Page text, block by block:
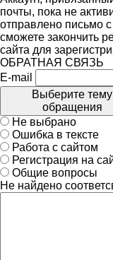
почты, пока не
отправлено письмо
сможете закончить
сайта для
ОБРАТНАЯ СВЯЗЬ
E-mail
Выберите тему
обращения
Не выбрано
Ошибка в тексте
Работа с сайтом
Регистрация на
Общие вопросы
Не найдено